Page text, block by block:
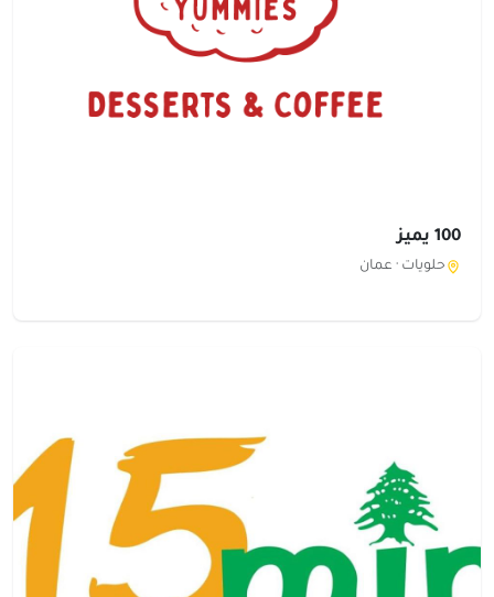
100 يميز
حلويات · عمان